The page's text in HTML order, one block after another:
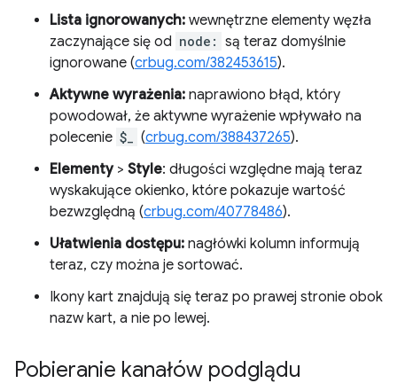
Lista ignorowanych: wewnętrzne elementy węzła
zaczynające się od node: są teraz domyślnie
ignorowane (crbug.com/382453615).
Aktywne wyrażenia: naprawiono błąd, który
powodował, że aktywne wyrażenie wpływało na
polecenie $_ (crbug.com/388437265).
Elementy> Style: długości względne mają teraz
wyskakujące okienko, które pokazuje wartość
bezwzględną (crbug.com/40778486).
Ułatwienia dostępu: nagłówki kolumn informują
teraz, czy można je sortować.
Ikony kart znajdują się teraz po prawej stronie obok
nazw kart, a nie po lewej.
Pobieranie kanałów podglądu